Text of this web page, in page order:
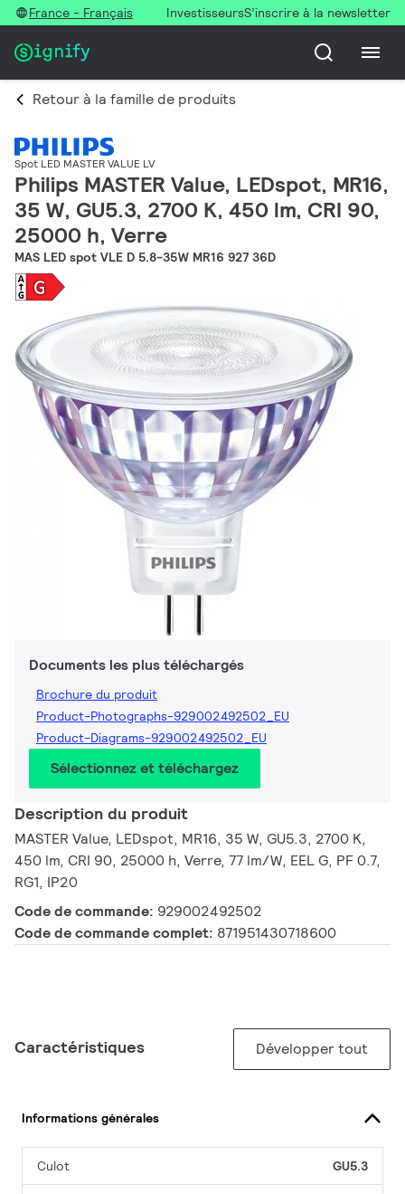
France - Français InvestisseursS’inscrire à la newsletter
Retour à la famille de produits
Spot LED MASTER VALUE LV
Philips MASTER Value, LEDspot, MR16,
35 W, GU5.3, 2700 K, 450 lm, CRI 90,
25000 h, Verre
MAS LED spot VLE D 5.8-35W MR16 927 36D
Documents les plus téléchargés
Brochure du produit
Product-Photographs-929002492502_EU
Product-Diagrams-929002492502_EU
Sélectionnez et téléchargez
Description du produit
MASTER Value, LEDspot, MR16, 35 W, GU5.3, 2700 K,
450 lm, CRI 90, 25000 h, Verre, 77 lm/W, EEL G, PF 0.7,
RG1, IP20
Code de commande: 929002492502
Code de commande complet: 871951430718600
Caractéristiques Développer tout
Informations générales
Culot GU5.3